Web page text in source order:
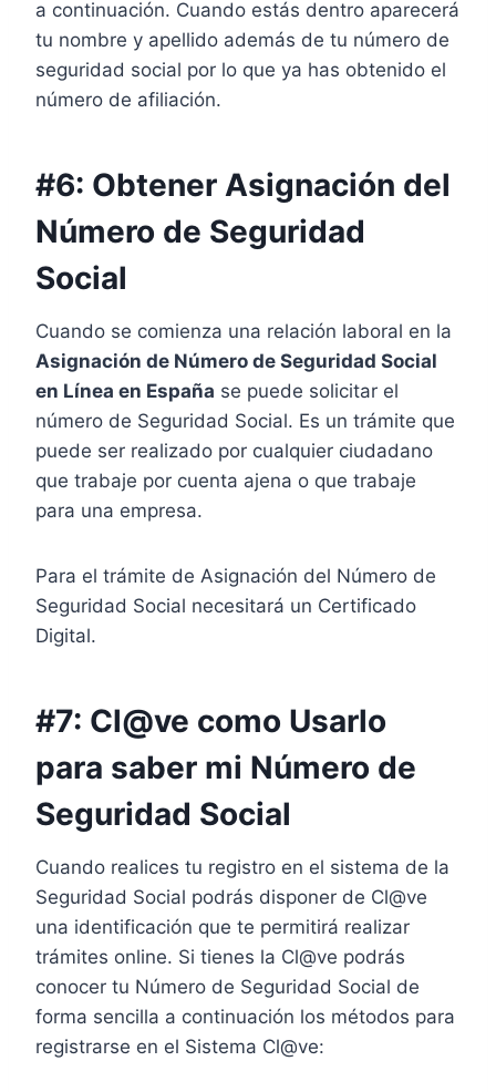
a continuación. Cuando estás dentro aparecerá
tu nombre y apellido además de tu número de
seguridad social por lo que ya has obtenido el
número de afiliación.
#6: Obtener Asignación del
Número de Seguridad
Social
Cuando se comienza una relación laboral en la
Asignación de Número de Seguridad Social
en Línea en España se puede solicitar el
número de Seguridad Social. Es un trámite que
puede ser realizado por cualquier ciudadano
que trabaje por cuenta ajena o que trabaje
para una empresa.
Para el trámite de Asignación del Número de
Seguridad Social necesitará un Certificado
Digital.
#7: Cl@ve como Usarlo
para saber mi Número de
Seguridad Social
Cuando realices tu registro en el sistema de la
Seguridad Social podrás disponer de Cl@ve
una identificación que te permitirá realizar
trámites online. Si tienes la Cl@ve podrás
conocer tu Número de Seguridad Social de
forma sencilla a continuación los métodos para
registrarse en el Sistema Cl@ve: